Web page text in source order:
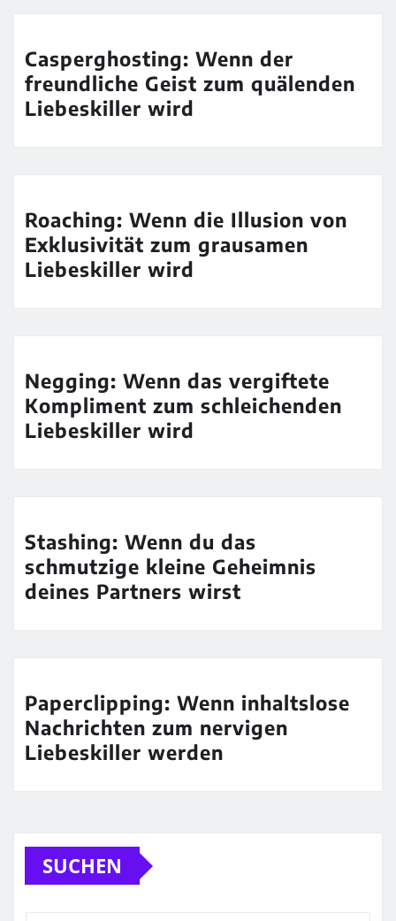
Casperghosting: Wenn der
freundliche Geist zum quälenden
Liebeskiller wird
Roaching: Wenn die Illusion von
Exklusivität zum grausamen
Liebeskiller wird
Negging: Wenn das vergiftete
Kompliment zum schleichenden
Liebeskiller wird
Stashing: Wenn du das
schmutzige kleine Geheimnis
deines Partners wirst
Paperclipping: Wenn inhaltslose
Nachrichten zum nervigen
Liebeskiller werden
SUCHEN